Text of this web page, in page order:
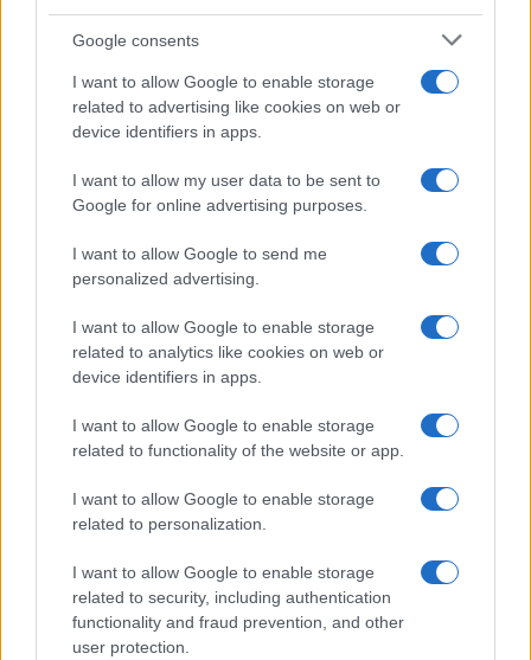
Google consents
I want to allow Google to enable storage
related to advertising like cookies on web or
device identifiers in apps.
I want to allow my user data to be sent to
Google for online advertising purposes.
I want to allow Google to send me
personalized advertising.
I want to allow Google to enable storage
related to analytics like cookies on web or
device identifiers in apps.
I want to allow Google to enable storage
related to functionality of the website or app.
I want to allow Google to enable storage
related to personalization.
I want to allow Google to enable storage
related to security, including authentication
functionality and fraud prevention, and other
user protection.
Continua a leggere
MUTUI
Mutui agevolati in Sicilia: requisiti e condizioni per
Niccolò Conforti · 8 Ago 2026
MUTUI